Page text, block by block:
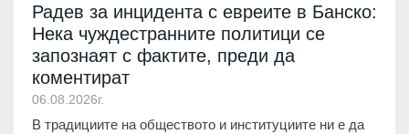
Радев за инцидента с евреите в Банско:
Нека чуждестранните политици се
запознаят с фактите, преди да
коментират
06.08.2026г.
В традициите на обществото и институциите ни е да